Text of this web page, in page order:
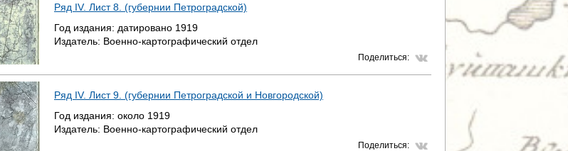
Ряд IV. Лист 8. (губернии Петроградской)
Год издания: датировано 1919
Издатель: Военно-картографический отдел
Поделиться:
Ряд IV. Лист 9. (губернии Петроградской и Новгородской)
Год издания: около 1919
Издатель: Военно-картографический отдел
Поделиться: